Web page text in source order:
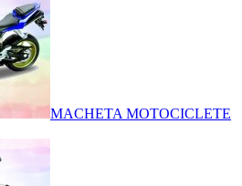
MACHETA MOTOCICLETE